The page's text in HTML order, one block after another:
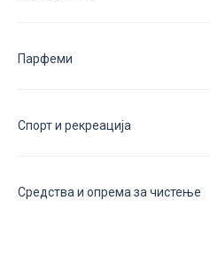
Парфеми
Спорт и рекреација
Средства и опрема за чистење